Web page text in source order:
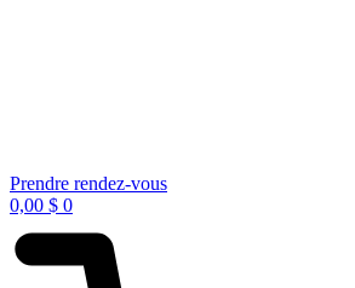
Prendre rendez-vous
0,00 $ 0